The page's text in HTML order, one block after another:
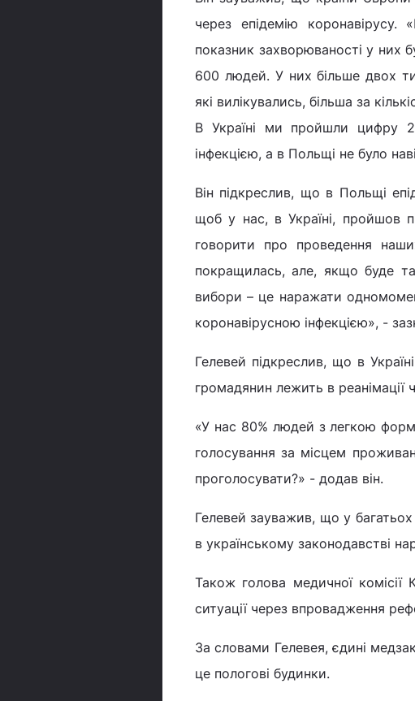
через епідемію
показник захворюваності у них
600 людей. У них більше двох
які вилікувались, більша за
В Україні ми пройшли цифру
інфекцією, а в Польщі не було
Він підкреслив, що в Польщі
щоб у нас, в Україні, пройшов
говорити про проведення
покращилась, але, якщо буде
вибори – це наражати
коронавірусною інфекцією», -
Гелевей підкреслив, що в
громадянин лежить в реанімації
«У нас 80% людей з легкою
голосування за місцем
проголосувати?» - додав він.
Гелевей зауважив, що у
в українському законодавстві
Також голова медичної комісії
ситуації через впровадження
За словами Гелевея, єдині
це пологові будинки.